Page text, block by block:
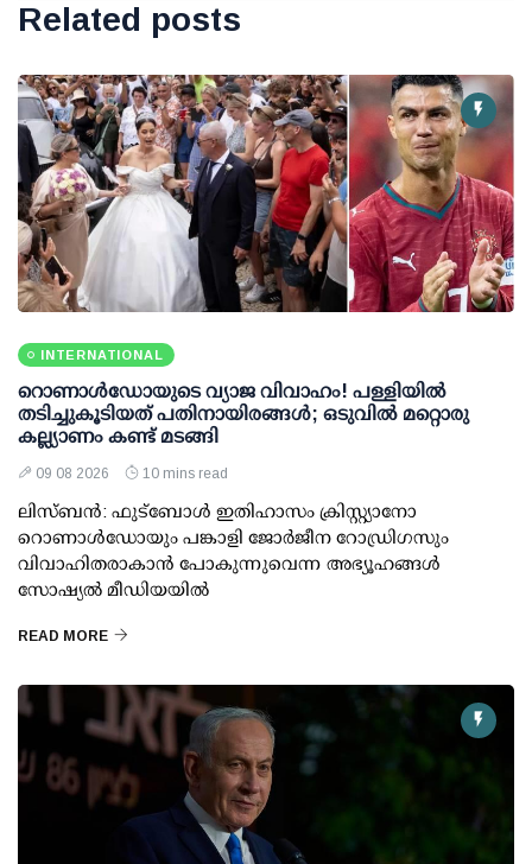
Related posts
INTERNATIONAL
റൊണാള്‍ഡോയുടെ വ്യാജ വിവാഹം! പള്ളിയില്‍
തടിച്ചുകൂടിയത് പതിനായിരങ്ങള്‍; ഒടുവില്‍ മറ്റൊരു
കല്ല്യാണം കണ്ട് മടങ്ങി
09 08 2026 10 mins read
ലിസ്ബന്‍: ഫുട്‌ബോള്‍ ഇതിഹാസം ക്രിസ്റ്റ്യാനോ
റൊണാള്‍ഡോയും പങ്കാളി ജോര്‍ജീന റോഡ്രിഗസും
വിവാഹിതരാകാന്‍ പോകുന്നുവെന്ന അഭ്യൂഹങ്ങള്‍
സോഷ്യല്‍ മീഡിയയില്‍
READ MORE